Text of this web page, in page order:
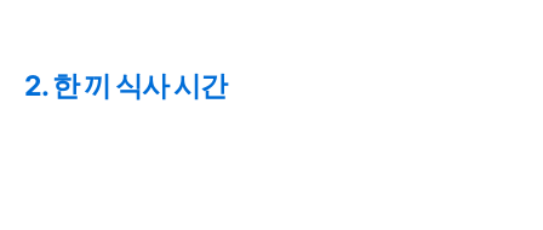
2. 한 끼 식사 시간